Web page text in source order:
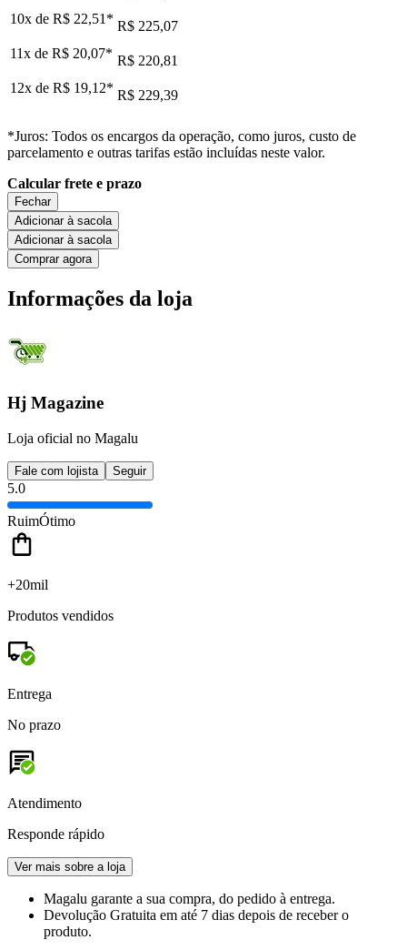
10x de R$ 22,51 * R$ 225,07
11x de R$ 20,07* R$ 220,81
12x de R$ 19,12* R$ 229,39
*Juros: Todos os encargos da operação, como juros, custo de
parcelamento e outras tarifas estão incluídas neste valor.
Calcular frete e prazo
Fechar
Adicionar à sacola
Adicionar à sacola
Comprar agora
Informações da loja
Hj Magazine
Loja oficial no Magalu
Fale com lojista Seguir
5.0
RuimÓtimo
+20mil
Produtos vendidos
Entrega
No prazo
Atendimento
Responde rápido
Ver mais sobre a loja
Magalu garante a sua compra, do pedido à entrega.
Devolução Gratuita em até 7 dias depois de receber o
produto.